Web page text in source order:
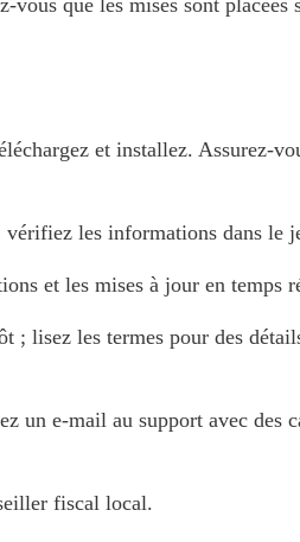
vous que les mises sont placées
et installez. Assurez-
vérifiez les informations dans le
et les mises à jour en temps
; lisez les termes pour des
un e-mail au support avec des
fiscal local.